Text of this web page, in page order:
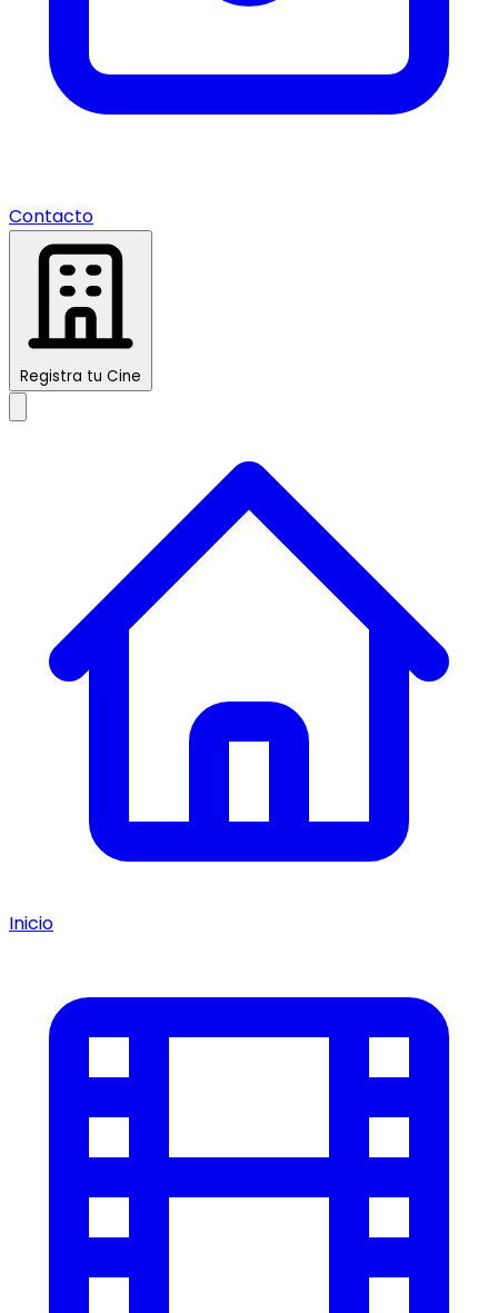
Contacto
Registra tu Cine
Inicio